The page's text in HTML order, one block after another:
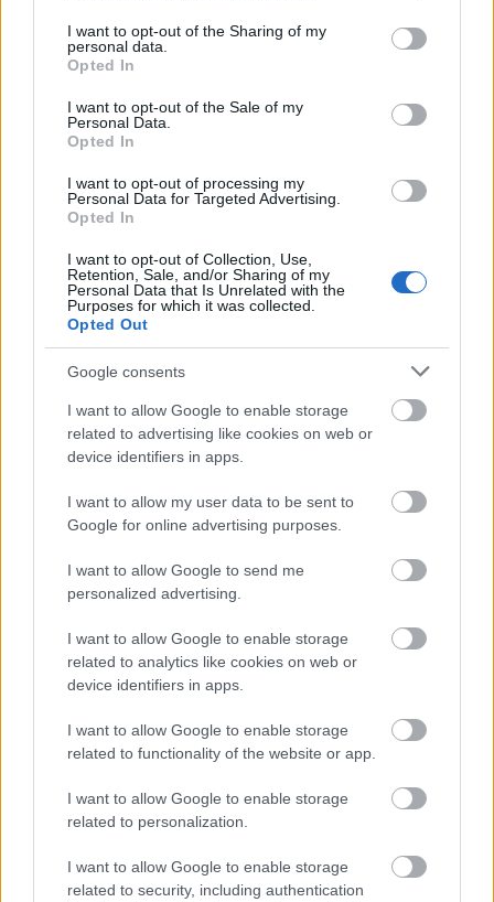
not limited to your visit or usage behaviour. You may click to
grant or deny consent to Google and its third-party tags to
use your data for below specified purposes in below Google
consent section.
I want to opt-out of the Sharing of my
personal data.
Opted In
I want to opt-out of the Sale of my
Personal Data.
Opted In
I want to opt-out of processing my
Personal Data for Targeted Advertising.
Opted In
I want to opt-out of Collection, Use,
Retention, Sale, and/or Sharing of my
Personal Data that Is Unrelated with the
Purposes for which it was collected.
Opted Out
Google consents
I want to allow Google to enable storage
related to advertising like cookies on web or
device identifiers in apps.
I want to allow my user data to be sent to
Google for online advertising purposes.
I want to allow Google to send me
personalized advertising.
I want to allow Google to enable storage
related to analytics like cookies on web or
device identifiers in apps.
I want to allow Google to enable storage
related to functionality of the website or app.
I want to allow Google to enable storage
related to personalization.
I want to allow Google to enable storage
related to security, including authentication
Körüljár a gőzös Krupában - NKPK 87.
Nosztalgia-motorvonat a bezárt cseh
vonalon – NKPK 85.
Szólj hozzá!
A hozzászóláshoz be kell lépned!
VAGY
blogja
16 éve
Láttam régebben képeket szíbériai autópályára, ott
nem volt aszfalt, csak iszonyatos sár. Lehet hogy ez
ugyanaz, csak már infrastruktúrafejlesztés után? :)